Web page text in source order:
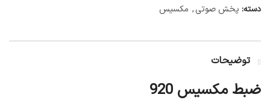
دسته: پخش صوتی, مکسیس
توضیحات
ضبط مکسیس 920